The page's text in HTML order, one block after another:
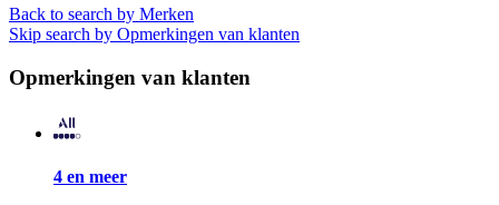
Back to search by Merken
Skip search by Opmerkingen van klanten
Opmerkingen van klanten
4 en meer